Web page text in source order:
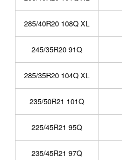
285/40R20 108Q XL
245/35R20 91Q
285/35R20 104Q XL
235/50R21 101Q
225/45R21 95Q
235/45R21 97Q